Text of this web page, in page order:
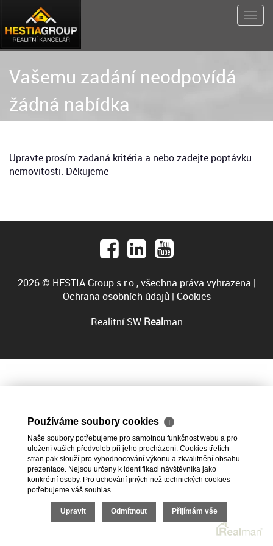
Vašemu zadání neodpovídá
žádná nabídka
Upravte prosím zadaná kritéria a nebo zadejte poptávku
nemovitosti. Děkujeme
2026 © HESTIA Group s.r.o., všechna práva vyhrazena |
Ochrana osobních údajů | Cookies
Realitní SW Realman
Používáme soubory cookies ℹ
Naše soubory potřebujeme pro samotnou funkčnost webu a pro
uložení vašich předvoleb při jeho procházení. Cookies třetích
stran pak slouží pro vyhodnocování výkonu a zkvalitnění obsahu
prezentace. Nejsou určeny k identifikaci návštěvníka jako
konkrétní osoby. Pro uchování jiných než technických cookies
potřebujeme váš souhlas.
Upravit Odmítnout Přijímám vše